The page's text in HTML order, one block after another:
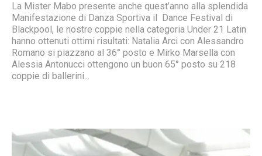
La Mister Mabo presente anche quest’anno alla splendida
Manifestazione di Danza Sportiva il Dance Festival di
Blackpool, le nostre coppie nella categoria Under 21 Latin
hanno ottenuti ottimi risultati: Natalia Arci con Alessandro
Romano si piazzano al 36° posto e Mirko Marsella con
Alessia Antonucci ottengono un buon 65° posto su 218
coppie di ballerini...